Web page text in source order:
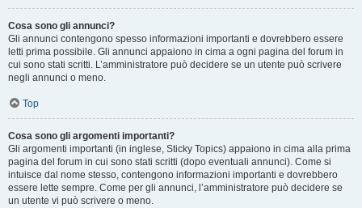
Cosa sono gli annunci?
Gli annunci contengono spesso informazioni importanti e dovrebbero essere
letti prima possibile. Gli annunci appaiono in cima a ogni pagina del forum in
cui sono stati scritti. L’amministratore può decidere se un utente può scrivere
negli annunci o meno.
Top
Cosa sono gli argomenti importanti?
Gli argomenti importanti (in inglese, Sticky Topics) appaiono in cima alla prima
pagina del forum in cui sono stati scritti (dopo eventuali annunci). Come si
intuisce dal nome stesso, contengono informazioni importanti e dovrebbero
essere lette sempre. Come per gli annunci, l’amministratore può decidere se
un utente vi può scrivere o meno.